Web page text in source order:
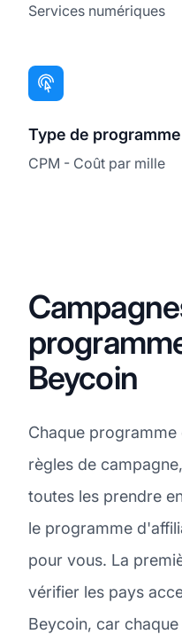
Services numériques
Type de
CPM - Coût par mille
Beycoin
Chaque
règles de
toutes les prendre
le programme
pour vous. La
vérifier les pays
Beycoin, car